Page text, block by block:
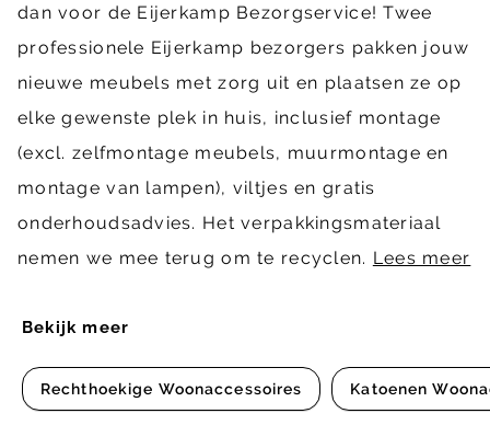
Bekijk meer
Rechthoekige Woonaccessoires Katoenen
dan voor de Eijerkamp Bezorgservice! Twee
professionele Eijerkamp bezorgers pakken jouw
nieuwe meubels met zorg uit en plaatsen ze op
elke gewenste plek in huis, inclusief montage
(excl. zelfmontage meubels, muurmontage en
montage van lampen), viltjes en gratis
onderhoudsadvies. Het verpakkingsmateriaal
nemen we mee terug om te recyclen. Lees meer